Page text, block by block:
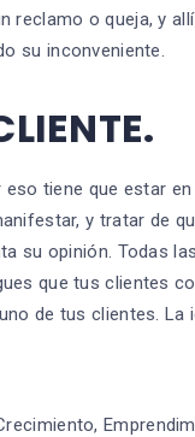
reclamo o queja, y
su inconveniente.
tiene que estar
y tratar de
su opinión. Todas
que tus clientes
de tus clientes.
,